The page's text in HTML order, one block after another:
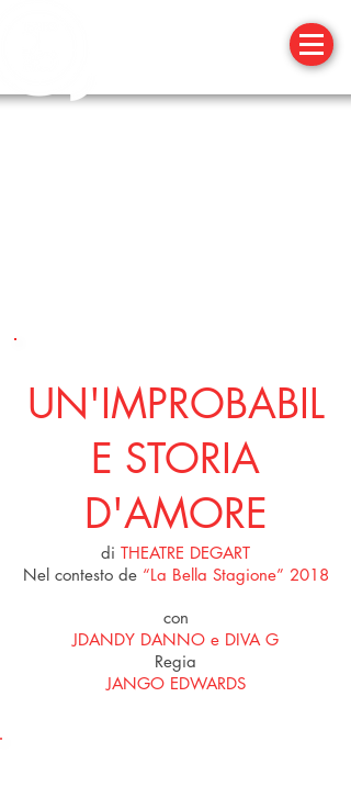
UN'IMPROBABIL
E STORIA
D'AMORE
di THEATRE DEGART
Nel contesto de “La Bella Stagione” 2018
con
JDANDY DANNO e DIVA G
Regia
JANGO EDWARDS